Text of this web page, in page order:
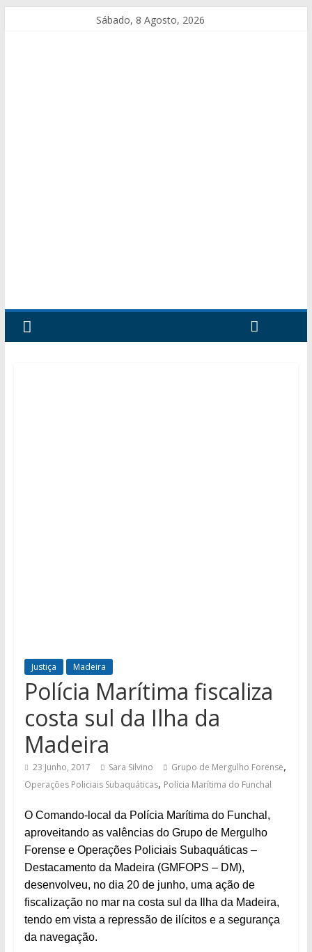
Sábado, 8 Agosto, 2026
Justiça Madeira
Polícia Marítima fiscaliza
costa sul da Ilha da
Madeira
23 Junho, 2017 Sara Silvino Grupo de Mergulho Forense,
Operações Policiais Subaquáticas, Polícia Marítima do Funchal
O Comando-local da Polícia Marítima do Funchal,
aproveitando as valências do Grupo de Mergulho
Forense e Operações Policiais Subaquáticas –
Destacamento da Madeira (GMFOPS – DM),
desenvolveu, no dia 20 de junho, uma ação de
fiscalização no mar na costa sul da Ilha da Madeira,
tendo em vista a repressão de ilícitos e a segurança
da navegação.